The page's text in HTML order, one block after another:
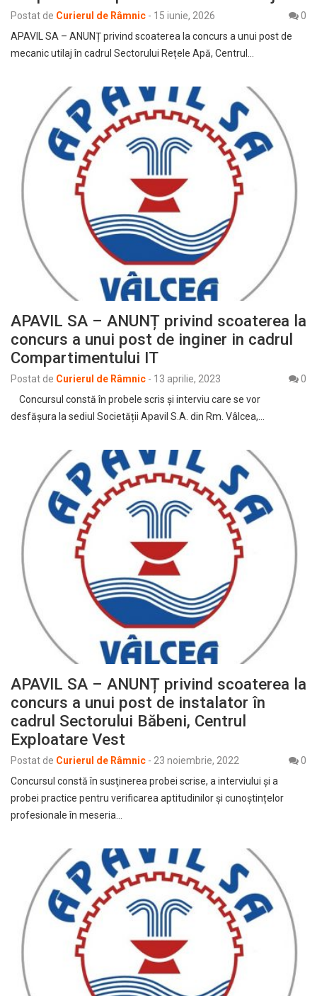
Postat de Curierul de Râmnic - 15 iunie, 2026
0
APAVIL SA – ANUNȚ privind scoaterea la concurs a unui post de
mecanic utilaj în cadrul Sectorului Rețele Apă, Centrul…
APAVIL SA – ANUNȚ privind scoaterea la
concurs a unui post de inginer in cadrul
Compartimentului IT
Postat de Curierul de Râmnic - 13 aprilie, 2023
0
Concursul constă în probele scris şi interviu care se vor
desfășura la sediul Societății Apavil S.A. din Rm. Vâlcea,…
APAVIL SA – ANUNȚ privind scoaterea la
concurs a unui post de instalator în
cadrul Sectorului Băbeni, Centrul
Exploatare Vest
Postat de Curierul de Râmnic - 23 noiembrie, 2022
0
Concursul constă în susţinerea probei scrise, a interviului și a
probei practice pentru verificarea aptitudinilor și cunoștințelor
profesionale în meseria…